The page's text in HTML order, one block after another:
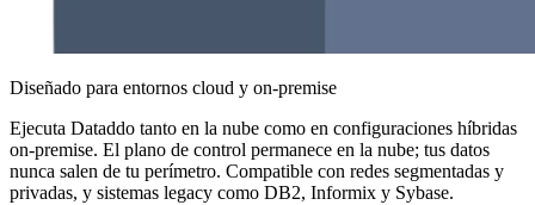
Diseñado para entornos cloud y on-premise
Ejecuta Dataddo tanto en la nube como en configuraciones híbridas
on-premise. El plano de control permanece en la nube; tus datos
nunca salen de tu perímetro. Compatible con redes segmentadas y
privadas, y sistemas legacy como DB2, Informix y Sybase.